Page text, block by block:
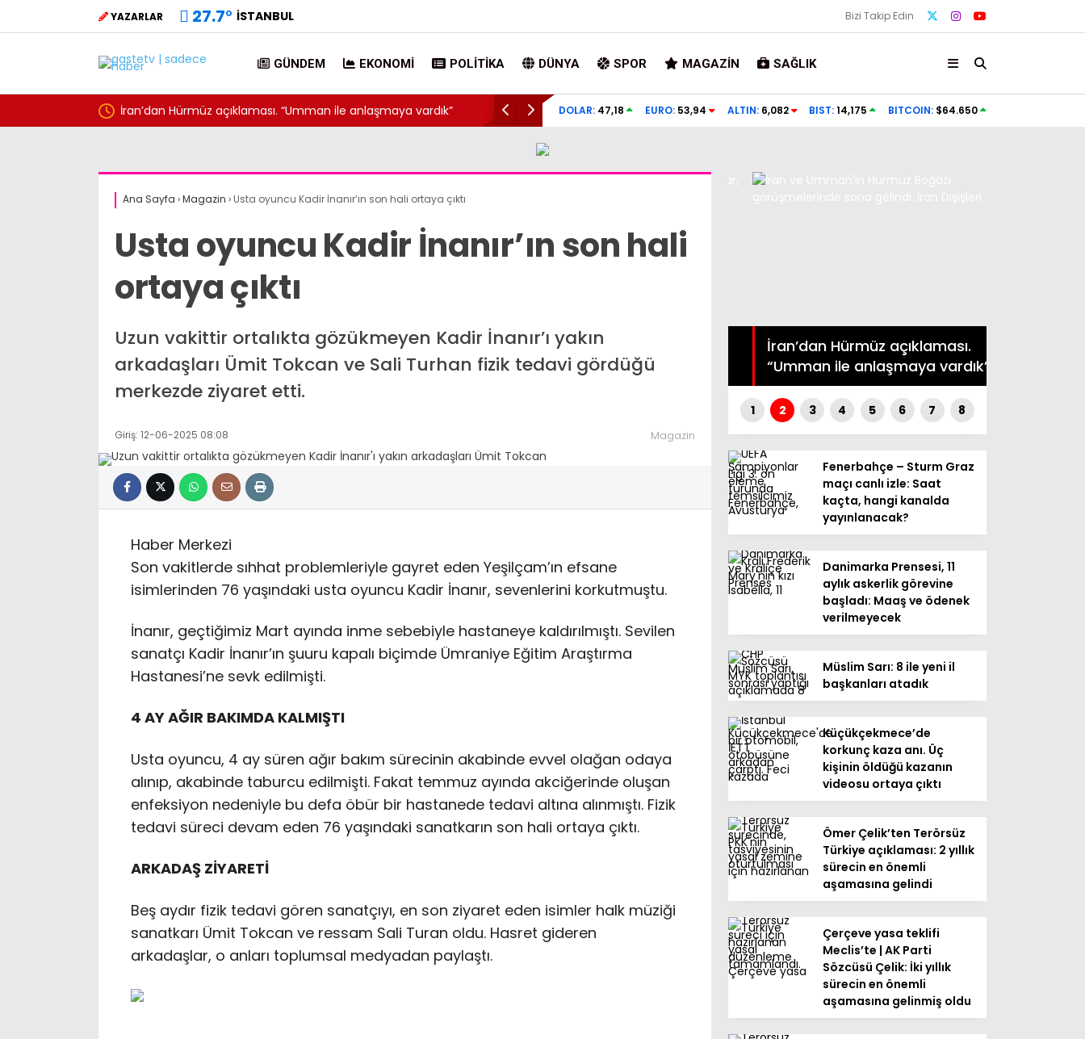
YAZARLAR 27.7° İSTANBUL Bizi Takip Edin
GÜNDEM EKONOMI POLITIKA DÜNYA SPOR MAGAZIN SAĞLIK
Hürmüz açıklaması. “Umman ile anlaşmaya vardık”
Kahramanmaraş’taki okul saldırısında evlatlarını kaybeden
aileler Beştepe’deki görüşmeyi anlattı
Menderes Belediyesi soruşturması. Firari başkan yardımcısı
DOLAR: 47,18 EURO: 53,94 ALTIN: 6,082 BIST:14,175 BITCOIN: $64.650
Ana Sayfa ›Magazin › Usta oyuncu Kadir İnanır’ın son hali ortaya çıktı
Usta oyuncu Kadir İnanır’ın son hali
ortaya çıktı
Uzun vakittir ortalıkta gözükmeyen Kadir İnanır’ı yakın
arkadaşları Ümit Tokcan ve Sali Turhan fizik tedavi gördüğü
merkezde ziyaret etti.
Giriş: 12-06-2025 08:08 Magazin
Haber Merkezi
Son vakitlerde sıhhat problemleriyle gayret eden Yeşilçam’ın efsane
isimlerinden 76 yaşındaki usta oyuncu Kadir İnanır, sevenlerini korkutmuştu.
İnanır, geçtiğimiz Mart ayında inme sebebiyle hastaneye kaldırılmıştı. Sevilen
sanatçı Kadir İnanır’ın şuuru kapalı biçimde Ümraniye Eğitim Araştırma
Hastanesi’ne sevk edilmişti.
4 AY AĞIR BAKIMDA KALMIŞTI
Usta oyuncu, 4 ay süren ağır bakım sürecinin akabinde evvel olağan odaya
alınıp, akabinde taburcu edilmişti. Fakat temmuz ayında akciğerinde oluşan
enfeksiyon nedeniyle bu defa öbür bir hastanede tedavi altına alınmıştı. Fizik
tedavi süreci devam eden 76 yaşındaki sanatkarın son hali ortaya çıktı.
ARKADAŞ ZİYARETİ
Beş aydır fizik tedavi gören sanatçıyı, en son ziyaret eden isimler halk müziği
sanatkarı Ümit Tokcan ve ressam Sali Turan oldu. Hasret gideren
arkadaşlar, o anları toplumsal medyadan paylaştı.
firari FETÖ’cü Burkay
Bir gecede 1.4 milyon TL zam:
Elektrikli MINI Countryman
Türkiye fiyatı ne kadar oldu?
Neymar çıldırdı, taraftarın kız
arkadaşına öpücük attı
İran’dan Hürmüz açıklaması.
“Umman ile anlaşmaya vardık”
1 2 3 4 5 6 7 8
Fenerbahçe – Sturm Graz
maçı canlı izle: Saat
kaçta, hangi kanalda
yayınlanacak?
Danimarka Prensesi, 11
aylık askerlik görevine
başladı: Maaş ve ödenek
verilmeyecek
Müslim Sarı: 8 ile yeni il
başkanları atadık
Küçükçekmece’de
korkunç kaza anı. Üç
kişinin öldüğü kazanın
videosu ortaya çıktı
Ömer Çelik’ten Terörsüz
Türkiye açıklaması: 2 yıllık
sürecin en önemli
aşamasına gelindi
Çerçeve yasa teklifi
Meclis’te | AK Parti
Sözcüsü Çelik: İki yıllık
sürecin en önemli
aşamasına gelinmiş oldu